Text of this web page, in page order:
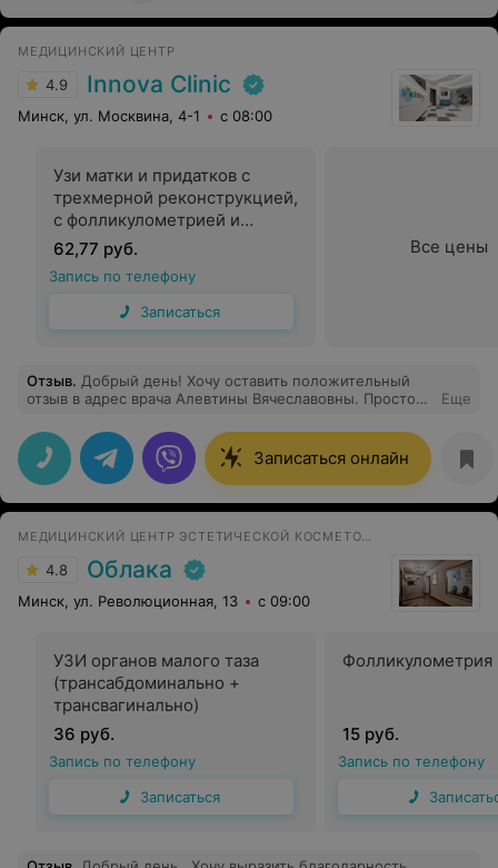
МЕДИЦИНСКИЙ ЦЕНТР
4.9 Innova Clinic
Минск, ул. Москвина, 4-1 с 08:00
Узи матки и придатков с
трехмерной реконструкцией,
с фолликулометрией и
дуплексным сканированием
сосудов
62,77 руб.
Запись по телефону
Записаться
Все цены
Отзыв. Добрый день! Хочу оставить положительный
отзыв в адрес врача Алевтины Вячеславовны. Просто
не встречала. Огромное спасибо Вам! В целом в
клинике тоже очень понравилось, удобно, комфортно,
чувствуешь себя как дома!
Еще
Записаться онлайн
МЕДИЦИНСКИЙ ЦЕНТР ЭСТЕТИЧЕСКОЙ КОСМЕТОЛОГИИ И ГИНЕКОЛОГИИ
4.8 Облака
Минск, ул. Революционная, 13 с 09:00
УЗИ органов малого таза
(трансабдоминально +
трансвагинально)
36 руб.
Запись по телефону
Записаться
Фолликулометрия
15 руб.
Запись по телефону